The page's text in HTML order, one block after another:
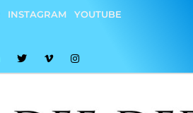
INSTAGRAM
YOUTUBE